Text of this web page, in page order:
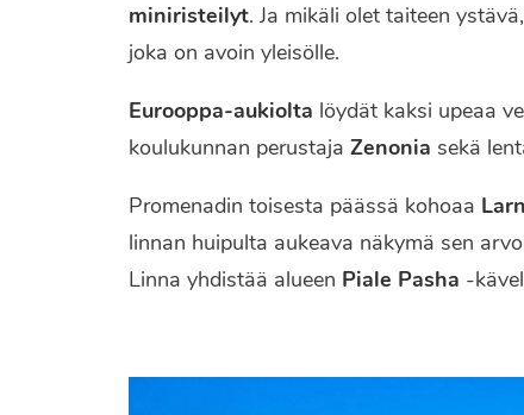
miniristeilyt. Ja mikäli olet taiteen
joka on avoin yleisölle.
Eurooppa-aukiolta löydät kaksi upeaa
koulukunnan perustaja Zenonia sekä
Promenadin toisesta päässä kohoaa
linnan huipulta aukeava näkymä sen
Linna yhdistää alueen Piale Pasha -